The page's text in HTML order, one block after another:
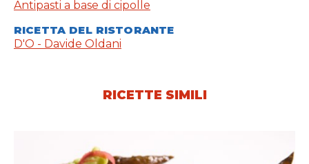
Antipasti a base di cipolle
RICETTA DEL RISTORANTE
D'O - Davide Oldani
RICETTE SIMILI